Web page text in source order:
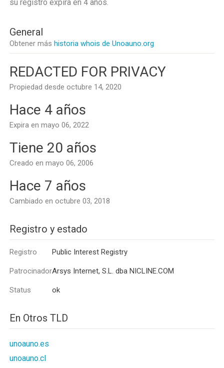
su registro expira en 4 años.
General
Obtener más historia whois de Unoauno.org
REDACTED FOR PRIVACY
Propiedad desde octubre 14, 2020
Hace 4 años
Expira en mayo 06, 2022
Tiene 20 años
Creado en mayo 06, 2006
Hace 7 años
Cambiado en octubre 03, 2018
Registro y estado
Registro Public Interest Registry
PatrocinadorArsys Internet, S.L. dba NICLINE.COM
Status ok
En Otros TLD
unoauno.es
unoauno.cl